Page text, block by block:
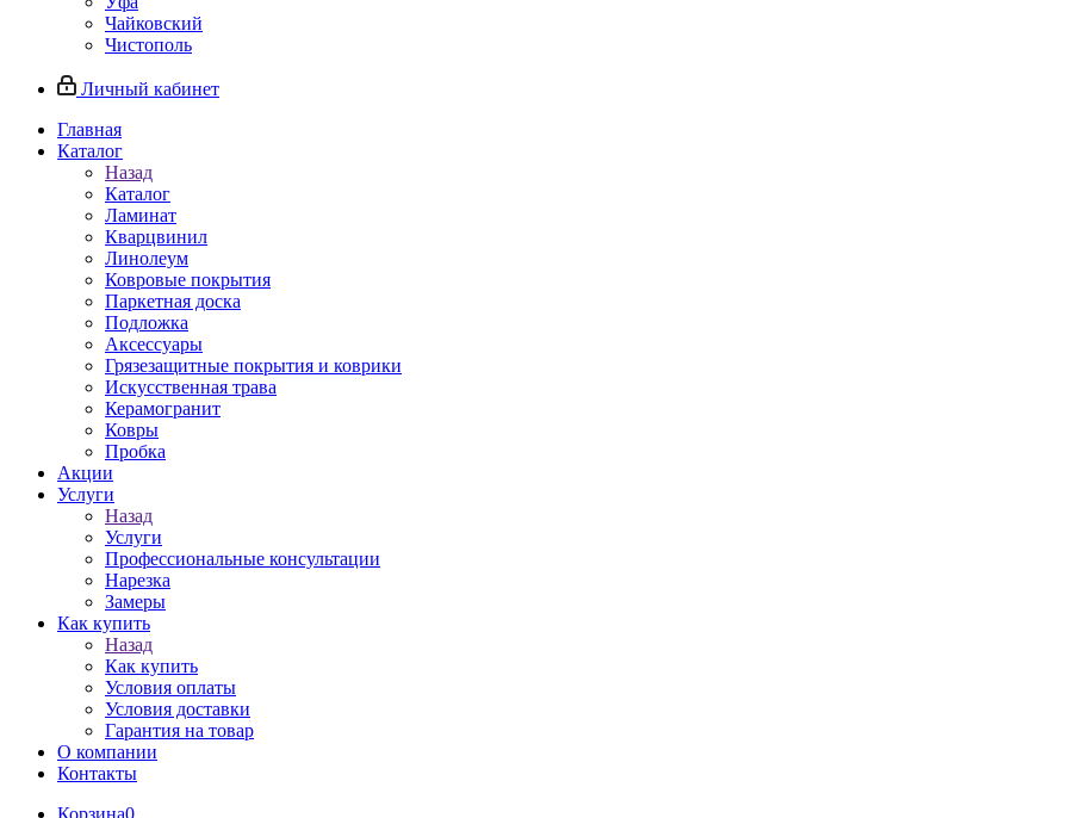
Чайковский
Чистополь
Личный кабинет
Главная
Каталог
Назад
Каталог
Ламинат
Кварцвинил
Линолеум
Ковровые покрытия
Паркетная доска
Подложка
Аксессуары
Грязезащитные покрытия и коврики
Искусственная трава
Керамогранит
Ковры
Пробка
Акции
Услуги
Назад
Услуги
Профессиональные консультации
Нарезка
Замеры
Как купить
Назад
Как купить
Условия оплаты
Условия доставки
Гарантия на товар
О компании
Контакты
Корзина0